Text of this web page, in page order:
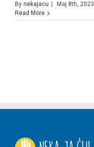
By nekajacu Maj 8th, 2023
Read More